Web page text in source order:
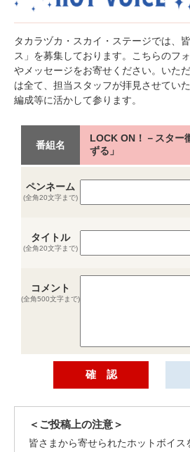
タカラヅカ・スカイ・ステージでは、
ス」を募集しております。こちらのフ
やメッセージをお寄せください。いた
は全て、担当スタッフが拝見させてい
編成等に活かして参ります。
番組名
LOCK ON！－スター
ずる」
ペンネーム
(全角20文字まで)
タイトル
(全角20文字まで)
コメント
(全角500文字まで)
＜ご投稿上の注意＞
皆さまから寄せられたホットボイ